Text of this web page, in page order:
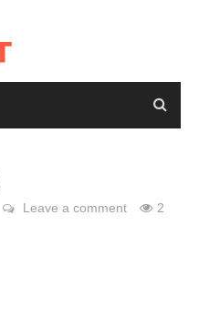
Leave a comment 2